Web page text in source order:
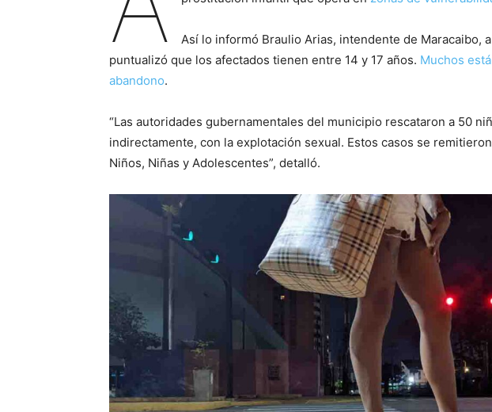
Así lo informó Braulio Arias, intendente de Maracaibo,
puntualizó que los afectados tienen entre 14 y 17 años. Muchos
abandono.
“Las autoridades gubernamentales del municipio rescataron a 50
indirectamente, con la explotación sexual. Estos casos se
Niños, Niñas y Adolescentes”, detalló.